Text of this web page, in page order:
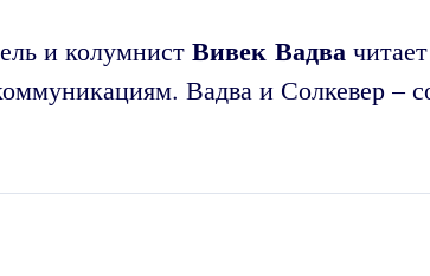
и колумнист Вивек Вадва
Вадва и Солкевер –